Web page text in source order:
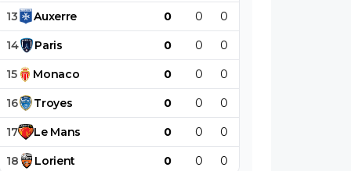
13 Auxerre 0 0 0
14 Paris 0 0 0
15 Monaco 0 0 0
16 Troyes 0 0 0
17 Le Mans 0 0 0
18 Lorient 0 0 0